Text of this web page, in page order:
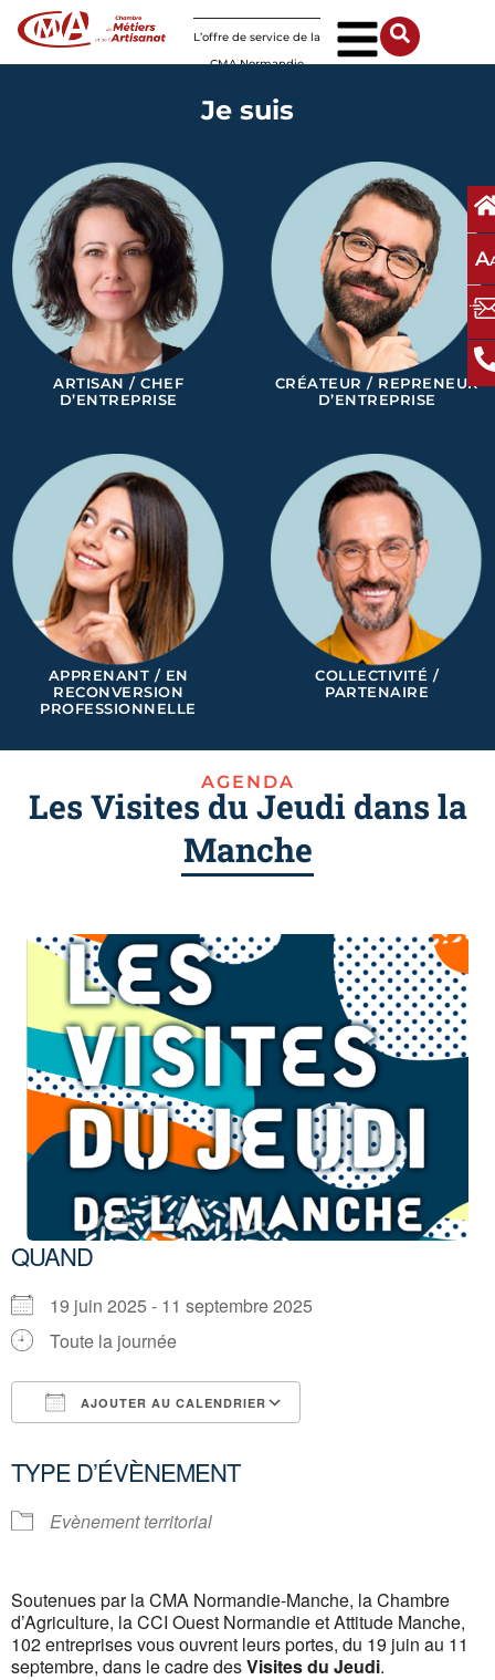
L’offre de service de la
CMA Normandie
A
Je suis
ARTISAN / CHEF
D’ENTREPRISE
CRÉATEUR / REPRENEUR
D’ENTREPRISE
APPRENANT / EN
RECONVERSION
PROFESSIONNELLE
COLLECTIVITÉ /
PARTENAIRE
AGENDA
Les Visites du Jeudi dans la
Manche
QUAND
19 juin 2025 - 11 septembre 2025
Toute la journée
AJOUTER AU CALENDRIER
TYPE D’ÉVÈNEMENT
Evènement territorial
Soutenues par la CMA Normandie-Manche, la Chambre
d’Agriculture, la CCI Ouest Normandie et Attitude Manche,
102 entreprises vous ouvrent leurs portes, du 19 juin au 11
septembre, dans le cadre desVisites du Jeudi.
Panneau de gestion des cookies